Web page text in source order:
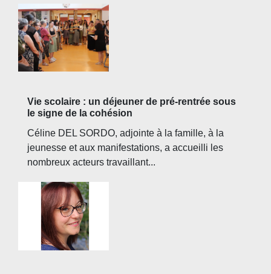
Vie scolaire : un déjeuner de pré-rentrée sous
le signe de la cohésion
Céline DEL SORDO, adjointe à la famille, à la
jeunesse et aux manifestations, a accueilli les
nombreux acteurs travaillant...